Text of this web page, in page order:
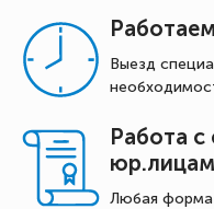
Выезд
Работа с
Любая форма